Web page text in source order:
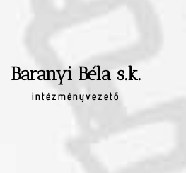
Baranyi Béla s.k.
intézményvezető